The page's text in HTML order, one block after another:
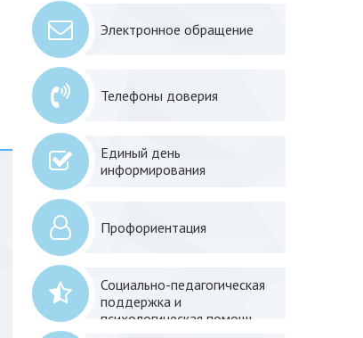
Электронное обращение
Телефоны доверия
Единый день
информирования
Профориентация
Социально-педагогическая
поддержка и
психологическая помощь